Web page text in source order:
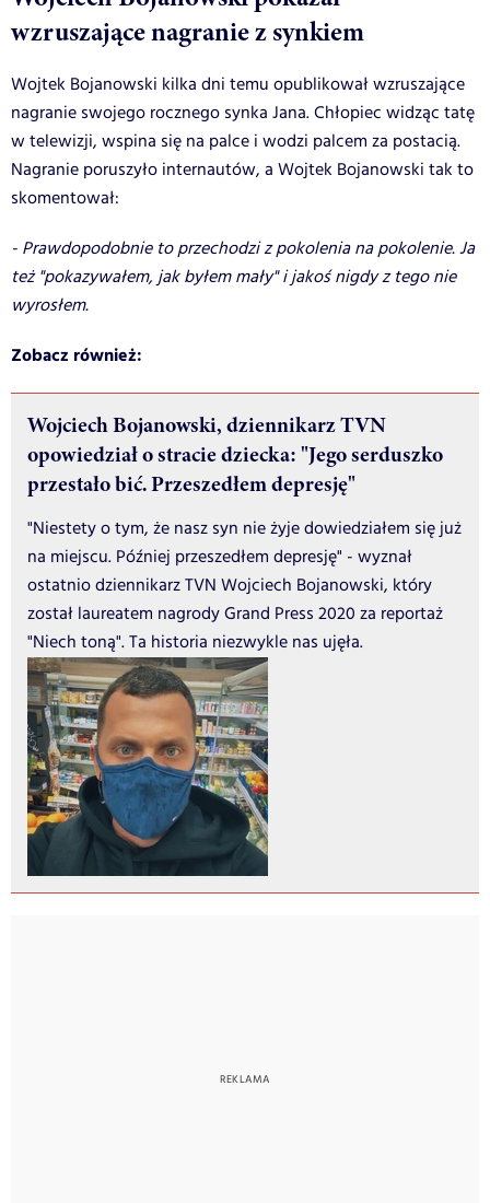
wzruszające nagranie z synkiem
Wojtek Bojanowski kilka dni temu opublikował wzruszające
nagranie swojego rocznego synka Jana. Chłopiec widząc tatę
w telewizji, wspina się na palce i wodzi palcem za postacią.
Nagranie poruszyło internautów, a Wojtek Bojanowski tak to
skomentował:
- Prawdopodobnie to przechodzi z pokolenia na pokolenie. Ja
też "pokazywałem, jak byłem mały" i jakoś nigdy z tego nie
wyrosłem.
Zobacz również:
Wojciech Bojanowski, dziennikarz TVN
opowiedział o stracie dziecka: "Jego serduszko
przestało bić. Przeszedłem depresję"
"Niestety o tym, że nasz syn nie żyje dowiedziałem się już
na miejscu. Później przeszedłem depresję" - wyznał
ostatnio dziennikarz TVN Wojciech Bojanowski, który
został laureatem nagrody Grand Press 2020 za reportaż
"Niech toną". Ta historia niezwykle nas ujęła.